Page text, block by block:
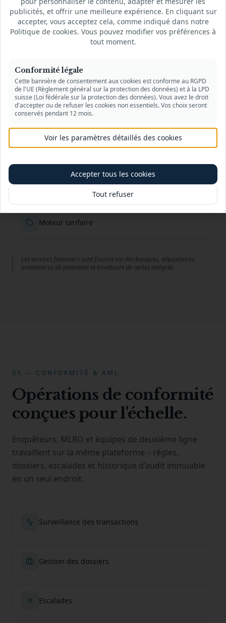
Transferts internes
Cartes
Ledger
Moteur de frais
Gestion des produits
Moteur tarifaire
Les services financiers sont fournis via des banques, dépositaires,
prestataires de paiement et émetteurs de cartes intégrés.
05 — CONFORMITÉ & AML
Opérations de conformité
conçues pour l'échelle.
Enquêteurs, MLRO et équipes de deuxième ligne
travaillent sur la même plateforme – règles,
dossiers, escalades et historique d'audit immuable
en un seul endroit.
Surveillance des transactions
Gestion des dossiers
Escalades
publicités, et offrir une meilleure expérience. En cliquant sur
accepter, vous acceptez cela, comme indiqué dans notre
Politique de cookies. Vous pouvez modifier vos préférences à
tout moment.
Conformité légale
Cette bannière de consentement aux cookies est conforme au RGPD
de l'UE (Règlement général sur la protection des données) et à la LPD
suisse (Loi fédérale sur la protection des données). Vous avez le droit
d'accepter ou de refuser les cookies non essentiels. Vos choix seront
conservés pendant 12 mois.
Voir les paramètres détaillés des cookies
Tout refuser
Accepter tous les cookies